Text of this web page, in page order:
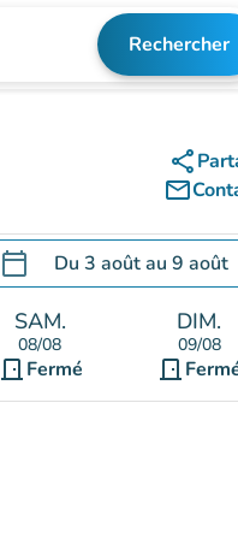
Rechercher
share
mail_outline
calendar_today Du 3 aoûtau 9 août
.Ouvrir le calendrier pour
SAM.
08/08
door_front Fermé
DIM.
09/08
door_front